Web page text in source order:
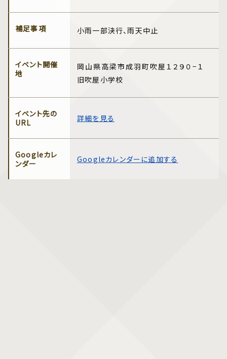
補足事項 小雨一部決行、雨天中止
イベント開催
地
岡山県高梁市成羽町吹屋１２９０−１
旧吹屋小学校
イベント先の
URL
詳細を見る
Googleカレ
ンダー
Googleカレンダーに追加する